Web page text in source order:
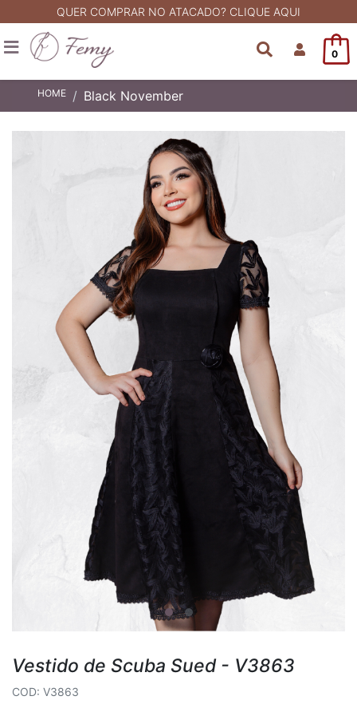
QUER COMPRAR NO ATACADO? CLIQUE AQUI
0
HOME Black November
Vestido de Scuba Sued - V3863
COD: V3863